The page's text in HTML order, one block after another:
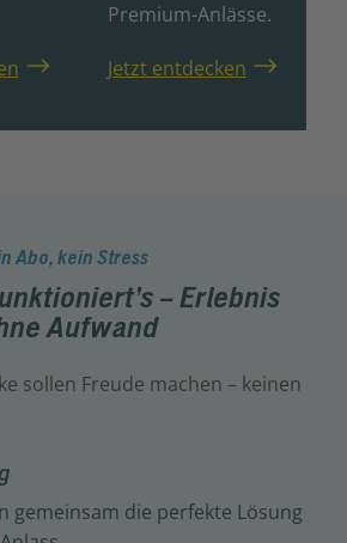
Premium-Anlässe.
Jetzt entdecken
Abo, kein Stress
– Erlebnis
Aufwand
sollen Freude machen – keinen
gemeinsam die perfekte Lösung